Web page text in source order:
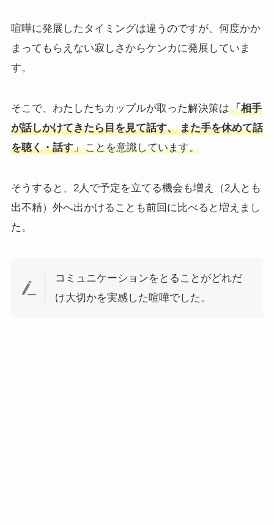
喧嘩に発展したタイミングは違うのですが、何度かか
まってもらえない寂しさからケンカに発展していま
す。
そこで、わたしたちカップルが取った解決策は「相手
が話しかけてきたら目を見て話す、 また手を休めて話
を聴く・話す」ことを意識しています。
そうすると、2人で予定を立てる機会も増え（2人とも
出不精）外へ出かけることも前回に比べると増えまし
た。
コミュニケーションをとることがどれだ
け大切かを実感した喧嘩でした 。